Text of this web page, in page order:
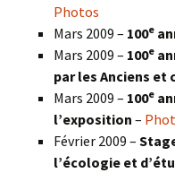
Photos
Mars 2009 – 100e
Mars 2009 – 100e
par les Anciens et
Mars 2009 – 100e
l’exposition –
Février 2009 –
l’écologie et